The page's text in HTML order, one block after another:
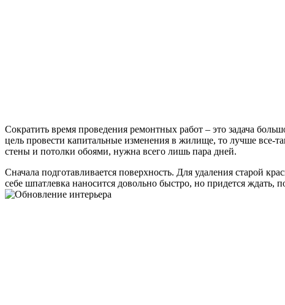
Сократить время проведения ремонтных работ – это задача
цель провести капитальные изменения в жилище, то лучше все-
стены и потолки обоями, нужна всего лишь пара дней.
Сначала подготавливается поверхность. Для удаления старой
себе шпатлевка наносится довольно быстро, но придется